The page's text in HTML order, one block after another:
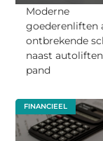
Moderne
goederenliften
ontbrekende
naast
pand
FINANCIEEL